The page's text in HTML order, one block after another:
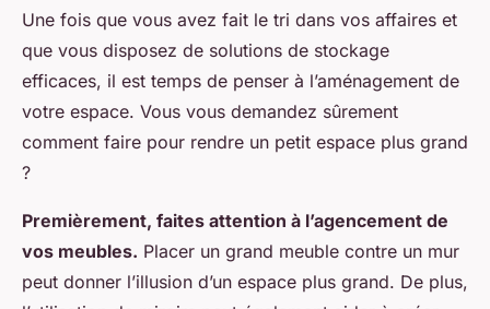
Une fois que vous avez fait le tri dans vos affaires et
que vous disposez de solutions de stockage
efficaces, il est temps de penser à l’aménagement de
votre espace. Vous vous demandez sûrement
comment faire pour rendre un petit espace plus grand
?
Premièrement, faites attention à l’agencement de
vos meubles. Placer un grand meuble contre un mur
peut donner l’illusion d’un espace plus grand. De plus,